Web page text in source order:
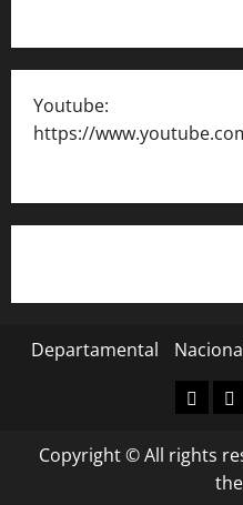
Youtube:
https://
Departamental
Copyright © All rights